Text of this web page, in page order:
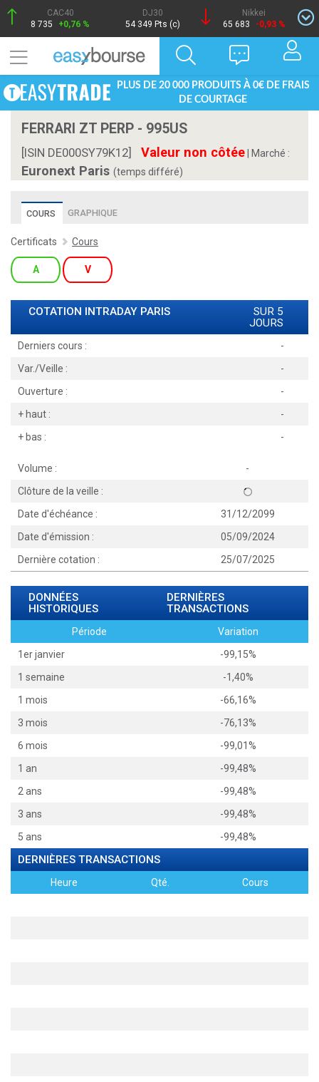
CAC40
8 735
+0,76 %
DJ30
54 349 Pts (c)
Nikkei
65 683
-0,93 %
PLUS DE 20 000 PRODUITS À 0€ DE FRAIS
DE COURTAGE
FERRARI ZT PERP - 995US
[ISIN DE000SY79K12] Valeur non côtée Marché :
Euronext Paris (temps différé)
COURS GRAPHIQUE
Certificats Cours
A V
COTATION INTRADAY PARIS
SUR 5
JOURS
Derniers cours :
-
Var./Veille :
-
Ouverture :
-
+ haut :
-
+ bas :
-
Volume :
-
Clôture de la veille :
Date d'échéance :
31/12/2099
Date d'émission :
05/09/2024
Dernière cotation :
25/07/2025
DONNÉES
HISTORIQUES
DERNIÈRES
TRANSACTIONS
Période
Variation
1er janvier
-99,15%
1 semaine
-1,40%
1 mois
-66,16%
3 mois
-76,13%
6 mois
-99,01%
1 an
-99,48%
2 ans
-99,48%
3 ans
-99,48%
5 ans
-99,48%
DERNIÈRES TRANSACTIONS
Heure Qté. Cours